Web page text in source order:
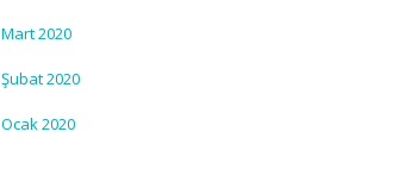
Mart 2020
Şubat 2020
Ocak 2020